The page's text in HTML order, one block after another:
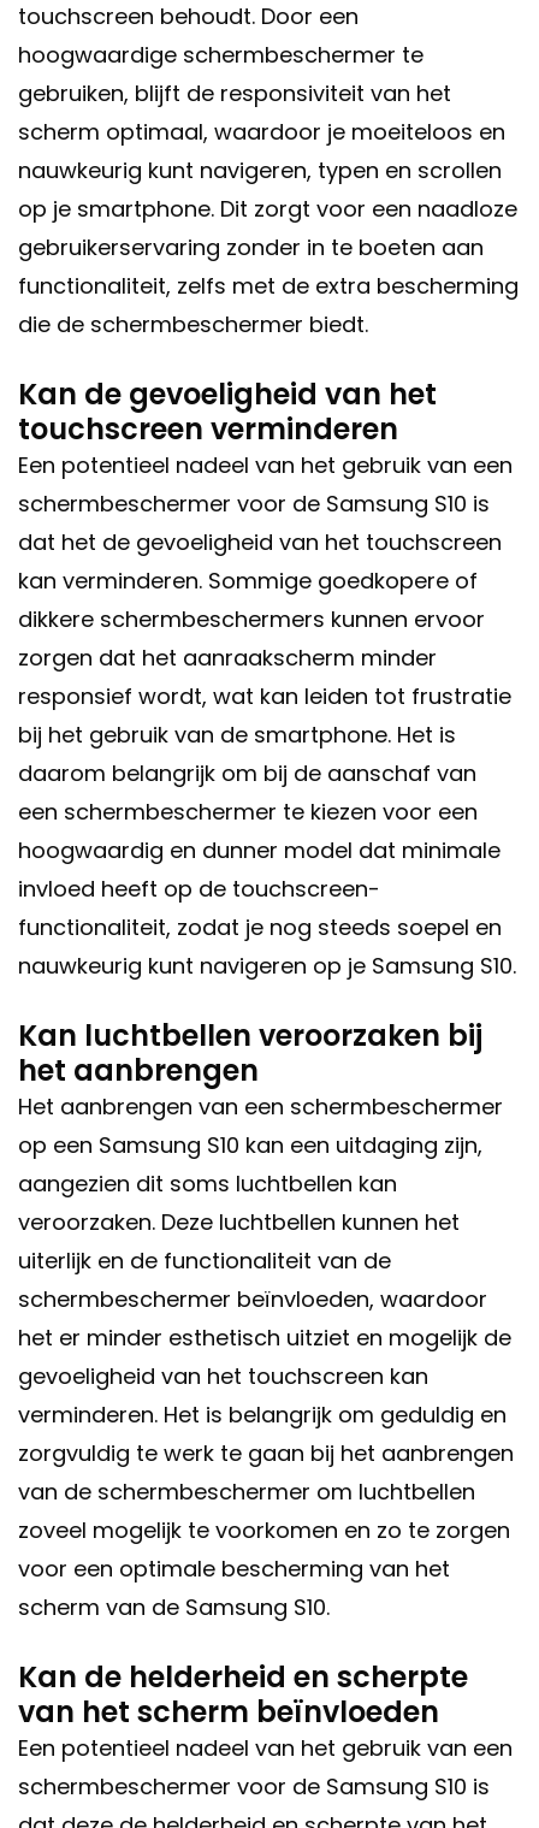
touchscreen behoudt. Door een
hoogwaardige schermbeschermer te
gebruiken, blijft de responsiviteit van het
scherm optimaal, waardoor je moeiteloos en
nauwkeurig kunt navigeren, typen en scrollen
op je smartphone. Dit zorgt voor een naadloze
gebruikerservaring zonder in te boeten aan
functionaliteit, zelfs met de extra bescherming
die de schermbeschermer biedt.
Kan de gevoeligheid van het
touchscreen verminderen
Een potentieel nadeel van het gebruik van een
schermbeschermer voor de Samsung S10 is
dat het de gevoeligheid van het touchscreen
kan verminderen. Sommige goedkopere of
dikkere schermbeschermers kunnen ervoor
zorgen dat het aanraakscherm minder
responsief wordt, wat kan leiden tot frustratie
bij het gebruik van de smartphone. Het is
daarom belangrijk om bij de aanschaf van
een schermbeschermer te kiezen voor een
hoogwaardig en dunner model dat minimale
invloed heeft op de touchscreen-
functionaliteit, zodat je nog steeds soepel en
nauwkeurig kunt navigeren op je Samsung S10.
Kan luchtbellen veroorzaken bij
het aanbrengen
Het aanbrengen van een schermbeschermer
op een Samsung S10 kan een uitdaging zijn,
aangezien dit soms luchtbellen kan
veroorzaken. Deze luchtbellen kunnen het
uiterlijk en de functionaliteit van de
schermbeschermer beïnvloeden, waardoor
het er minder esthetisch uitziet en mogelijk de
gevoeligheid van het touchscreen kan
verminderen. Het is belangrijk om geduldig en
zorgvuldig te werk te gaan bij het aanbrengen
van de schermbeschermer om luchtbellen
zoveel mogelijk te voorkomen en zo te zorgen
voor een optimale bescherming van het
scherm van de Samsung S10.
Kan de helderheid en scherpte
van het scherm beïnvloeden
Een potentieel nadeel van het gebruik van een
schermbeschermer voor de Samsung S10 is